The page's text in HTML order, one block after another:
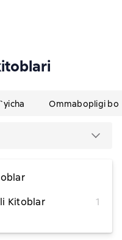
оценок
Ommabopligi
Kitoblar
1
здоровье,
о